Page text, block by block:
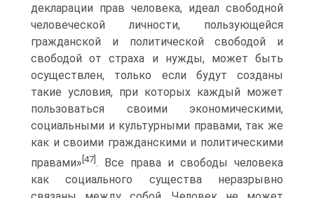
декларации прав человека, идеал свободной
человеческой личности, пользующейся
гражданской и политической свободой и
свободой от страха и нужды, может быть
осуществлен, только если будут созданы
такие условия, при которых каждый может
пользоваться своими экономическими,
социальными и культурными правами, так же
как и своими гражданскими и политическими
правами» [47] . Все права и свободы человека
как социального существа неразрывно